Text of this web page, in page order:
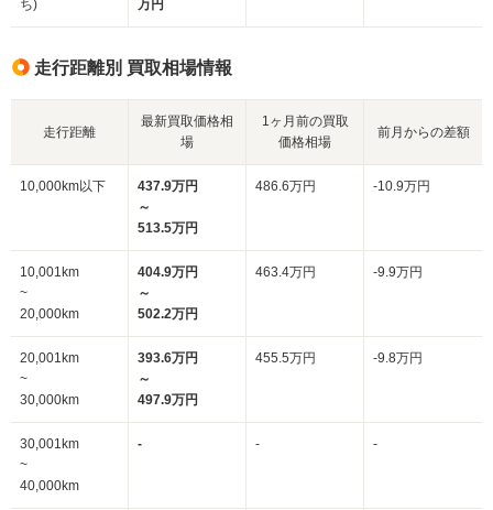
ち)
万円
走行距離別 買取相場情報
走行距離
最新買取価格相
場
1ヶ月前の買取
価格相場
前月からの差額
10,000km以下
437.9万円
～
513.5万円
486.6万円 -10.9万円
10,001km
~
20,000km
404.9万円
～
502.2万円
463.4万円 -9.9万円
20,001km
~
30,000km
393.6万円
～
497.9万円
455.5万円 -9.8万円
30,001km
~
40,000km
- - -